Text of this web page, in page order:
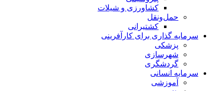
کشاورزی و شیلات
حمل‌و‌نقل
کشتیرانی
سرمایه گذاری برای کارآفرینی
پزشکی
شهرسازی
گردشگری
سرمایه انسانی
آموزشی